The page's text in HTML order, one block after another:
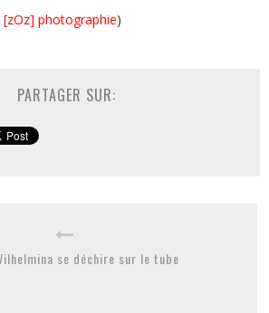
[zOz] photographie)
PARTAGER SUR:
se déchire sur le tube